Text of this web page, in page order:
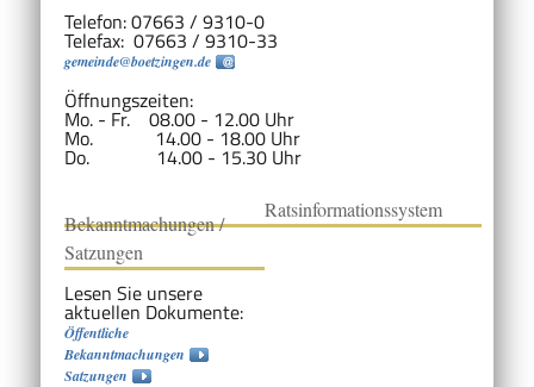
Telefon: 07663 / 9310-0
Telefax: 07663 / 9310-33
gemeinde@boetzingen.de
Öffnungszeiten:
Mo. - Fr. 08.00 - 12.00 Uhr
Mo. 14.00 - 18.00 Uhr
Do. 14.00 - 15.30 Uhr
Bekanntmachungen /
Satzungen
Lesen Sie unsere
aktuellen Dokumente:
Öffentliche
Bekanntmachungen
Satzungen
Ratsinformationssystem